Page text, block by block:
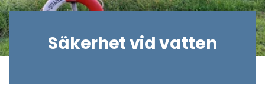
Säkerhet vid vatten